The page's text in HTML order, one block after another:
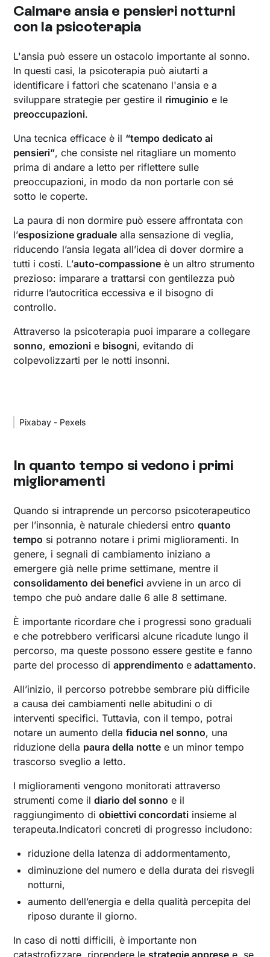
Calmare ansia e pensieri notturni
con la psicoterapia
L'ansia può essere un ostacolo importante al sonno.
In questi casi, la psicoterapia può aiutarti a
identificare i fattori che scatenano l'ansia e a
sviluppare strategie per gestire il rimuginio e le
preoccupazioni.
Una tecnica efficace è il “tempo dedicato ai
pensieri”, che consiste nel ritagliare un momento
prima di andare a letto per riflettere sulle
preoccupazioni, in modo da non portarle con sé
sotto le coperte.
La paura di non dormire può essere affrontata con
l’esposizione graduale alla sensazione di veglia,
riducendo l’ansia legata all’idea di dover dormire a
tutti i costi. L’auto-compassione è un altro strumento
prezioso: imparare a trattarsi con gentilezza può
ridurre l’autocritica eccessiva e il bisogno di
controllo.
Attraverso la psicoterapia puoi imparare a collegare
sonno,emozioni e bisogni, evitando di
colpevolizzarti per le notti insonni.
Pixabay - Pexels
In quanto tempo si vedono i primi
miglioramenti
Quando si intraprende un percorso psicoterapeutico
per l’insonnia, è naturale chiedersi entroquanto
tempo si potranno notare i primi miglioramenti. In
genere, i segnali di cambiamento iniziano a
emergere già nelle prime settimane, mentre il
consolidamento dei benefici avviene in un arco di
tempo che può andare dalle 6 alle 8 settimane.
È importante ricordare che i progressi sono graduali
e che potrebbero verificarsi alcune ricadute lungo il
percorso, ma queste possono essere gestite e fanno
parte del processo diapprendimentoe adattamento.
All’inizio, il percorso potrebbe sembrare più difficile
a causa dei cambiamenti nelle abitudini o di
interventi specifici. Tuttavia, con il tempo, potrai
notare un aumento dellafiducia nel sonno, una
riduzione della paura della notte e un minor tempo
trascorso sveglio a letto.
I miglioramenti vengono monitorati attraverso
strumenti come ildiario del sonno e il
raggiungimento diobiettivi concordati insieme al
terapeuta.Indicatori concreti di progresso includono:
riduzione della latenza di addormentamento,
diminuzione del numero e della durata dei risvegli
notturni,
aumento dell’energia e della qualità percepita del
riposo durante il giorno.
In caso di notti difficili, è importante non
catastrofizzare, riprendere le strategie apprese e, se